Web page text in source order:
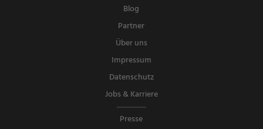
Blog
Partner
Über uns
Impressum
Datenschutz
Jobs & Karriere
Presse